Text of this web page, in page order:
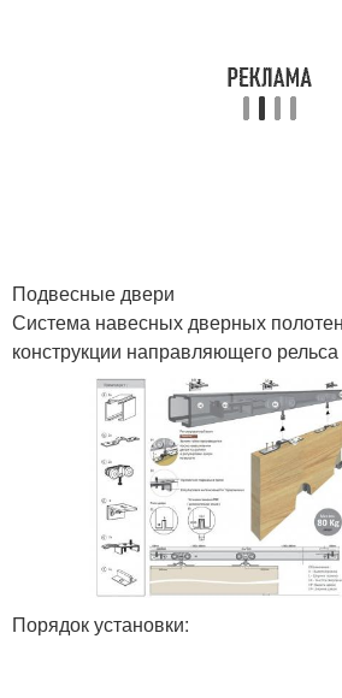
Подвесные двери
Система навесных дверных
конструкции направляющего
Порядок установки: